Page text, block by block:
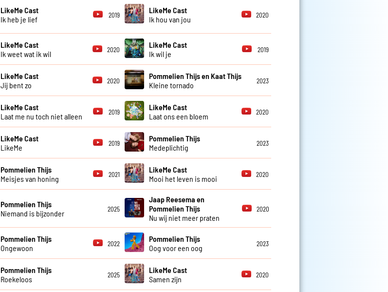
LikeMe Cast
Ik heb je lief
2019
LikeMe Cast
Ik hou van jou
2020
LikeMe Cast
Ik weet wat ik wil
2020
LikeMe Cast
Ik wil je
2019
LikeMe Cast
Jij bent zo
2020
Pommelien Thijs en Kaat Thijs
Kleine tornado
2023
LikeMe Cast
Laat me nu toch niet alleen
2019
LikeMe Cast
Laat ons een bloem
2020
LikeMe Cast
LikeMe
2019
Pommelien Thijs
Medeplichtig
2023
Pommelien Thijs
Meisjes van honing
2021
LikeMe Cast
Mooi het leven is mooi
2020
Pommelien Thijs
Niemand is bijzonder
2025
Jaap Reesema en
Pommelien Thijs
Nu wij niet meer praten
2020
Pommelien Thijs
Ongewoon
2022
Pommelien Thijs
Oog voor een oog
2023
Pommelien Thijs
Roekeloos
2025
LikeMe Cast
Samen zijn
2020